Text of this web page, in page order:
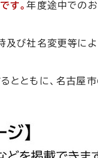
す。年度途中での
及び社名変更等に
とともに、名古屋